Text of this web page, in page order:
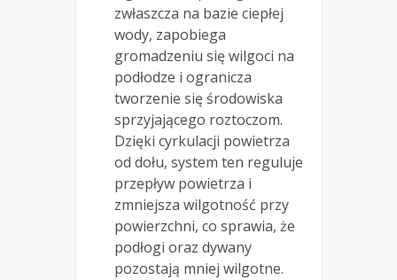
zwłaszcza na bazie ciepłej
wody, zapobiega
gromadzeniu się wilgoci na
podłodze i ogranicza
tworzenie się środowiska
sprzyjającego roztoczom.
Dzięki cyrkulacji powietrza
od dołu, system ten reguluje
przepływ powietrza i
zmniejsza wilgotność przy
powierzchni, co sprawia, że
podłogi oraz dywany
pozostają mniej wilgotne.